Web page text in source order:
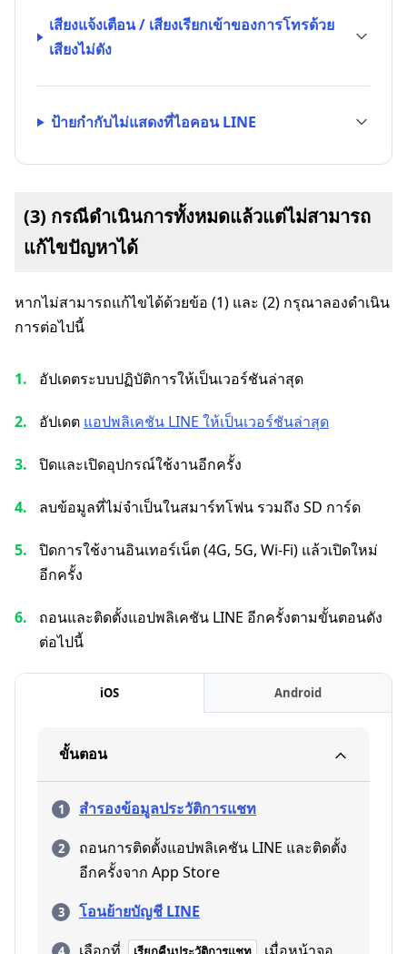
เสียงแจ้งเตือน / เสียงเรียกเข้าของการโทรด้วย
เสียงไม่ดัง
ป้ายกำกับไม่แสดงที่ไอคอน LINE
(3) กรณีดำเนินการทั้งหมดแล้วแต่ไม่สามารถ
แก้ไขปัญหาได้
หากไม่สามารถแก้ไขได้ด้วยข้อ (1) และ (2) กรุณาลองดำเนิน
การต่อไปนี้
อัปเดตระบบปฏิบัติการให้เป็นเวอร์ชันล่าสุด
อัปเดต แอปพลิเคชัน LINE ให้เป็นเวอร์ชันล่าสุด
ปิดและเปิดอุปกรณ์ใช้งานอีกครั้ง
ลบข้อมูลที่ไม่จำเป็นในสมาร์ทโฟน รวมถึง SD การ์ด
ปิดการใช้งานอินเทอร์เน็ต (4G, 5G, Wi-Fi) แล้วเปิดใหม่
อีกครั้ง
ถอนและติดตั้งแอปพลิเคชัน LINE อีกครั้งตามขั้นตอนดัง
ต่อไปนี้
iOS Android
ขั้นตอน
สำรองข้อมูลประวัติการแชท
ถอนการติดตั้งแอปพลิเคชัน LINE และติดตั้ง
อีกครั้งจาก App Store
โอนย้ายบัญชี LINE